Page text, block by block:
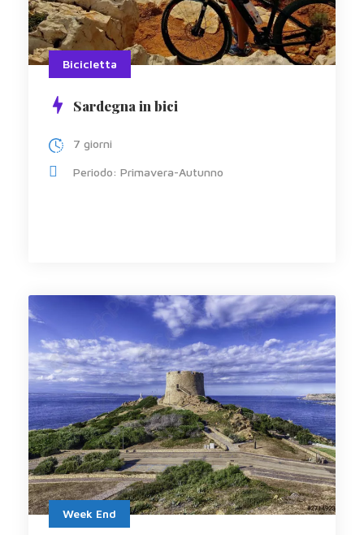
Bicicletta
Sardegna in bici
7 giorni
Periodo: Primavera-Autunno
Week End